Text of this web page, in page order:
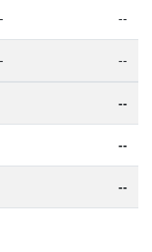
--
--
--
--
--